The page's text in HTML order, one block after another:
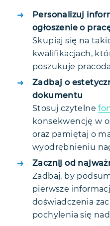
Personalizuj
ogłoszenie o
Skupiaj się na
kwalifikacjach,
poszukuje
Zadbaj o
dokumentu
Stosuj czytelne
konsekwencję w
oraz pamiętaj o
wyodrębnieniu
Zacznij od
Zadbaj, by
pierwsze
doświadczenia
pochylenia się